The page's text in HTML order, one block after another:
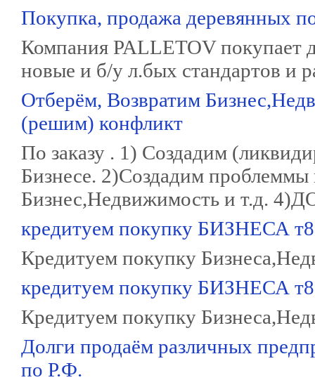
Покупка, продажа деревянных
Компания PALLETOV покупает
новые и б/у л.бых стандартов и
Отберём, Возвратим
(решим) конфликт
По заказу . 1) Создадим
Бизнесе. 2)Создадим
Бизнес,Недвижимость и т.д.
кредитуем покупку БИЗНЕСА
Кредитуем покупку
кредитуем покупку БИЗНЕСА
Кредитуем покупку
Долги продаём различных
по Р.Ф.